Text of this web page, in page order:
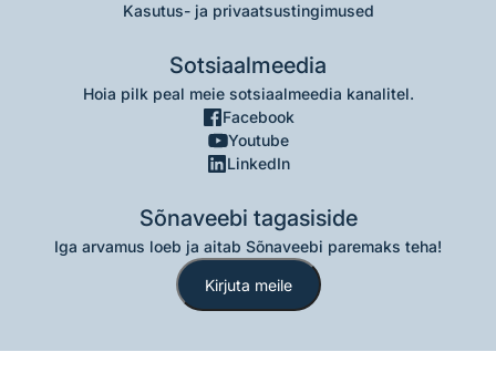
Kasutus- ja privaatsustingimused
Sotsiaalmeedia
Hoia pilk peal meie sotsiaalmeedia kanalitel.
Facebook
Youtube
LinkedIn
Sõnaveebi tagasiside
Iga arvamus loeb ja aitab Sõnaveebi paremaks teha!
Kirjuta meile